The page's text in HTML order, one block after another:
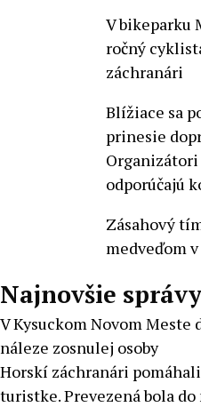
V bikeparku
ročný
záchranári
Blížiace sa
prinesie
Organizátori
odporúčajú
Zásahový
medveďom
Najnovšie správy
V Kysuckom Novom
náleze zosnulej osoby
Horskí záchranári
turistke. Prevezená bola